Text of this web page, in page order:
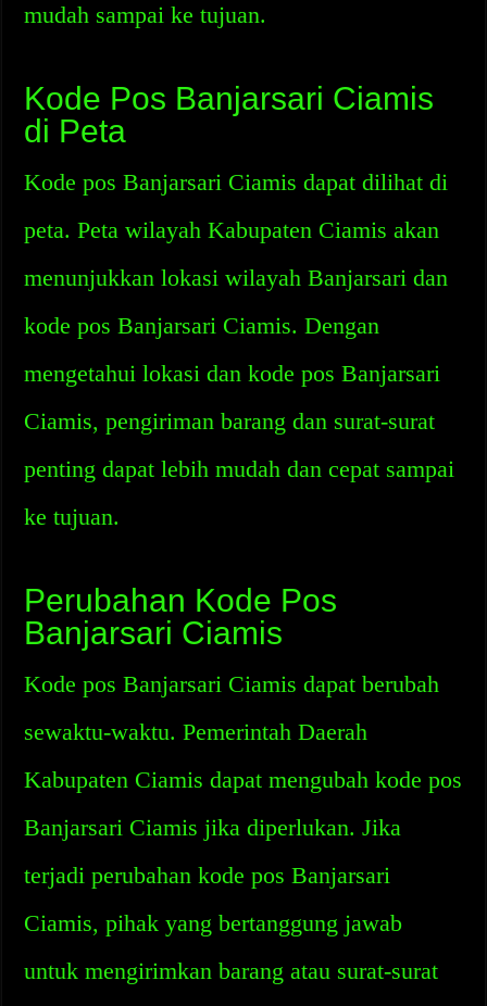
mudah sampai ke tujuan.
Kode Pos Banjarsari Ciamis
di Peta
Kode pos Banjarsari Ciamis dapat dilihat di
peta. Peta wilayah Kabupaten Ciamis akan
menunjukkan lokasi wilayah Banjarsari dan
kode pos Banjarsari Ciamis. Dengan
mengetahui lokasi dan kode pos Banjarsari
Ciamis, pengiriman barang dan surat-surat
penting dapat lebih mudah dan cepat sampai
ke tujuan.
Perubahan Kode Pos
Banjarsari Ciamis
Kode pos Banjarsari Ciamis dapat berubah
sewaktu-waktu. Pemerintah Daerah
Kabupaten Ciamis dapat mengubah kode pos
Banjarsari Ciamis jika diperlukan. Jika
terjadi perubahan kode pos Banjarsari
Ciamis, pihak yang bertanggung jawab
untuk mengirimkan barang atau surat-surat